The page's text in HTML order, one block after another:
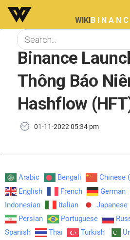
WIKI
Binance
Thông Báo
Hashflow
01-11-2022 05:34 pm
Arabic Bengali Chinese
English
French German
Indonesian
Italian Japanese
Persian
Portuguese
Spanish
Thai Turkish